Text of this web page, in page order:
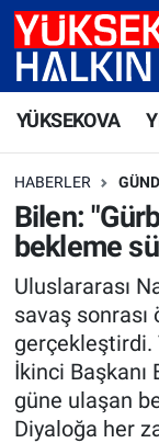
YÜKSEKOVA
HABERLER
Bilen:
bekleme
Uluslararası
savaş
gerçekleştirdi.
İkinci Başkanı
güne ulaşan
Diyaloğa her
Yüksekova
Süper Lig
Tüm
Son
Haber Arşivi